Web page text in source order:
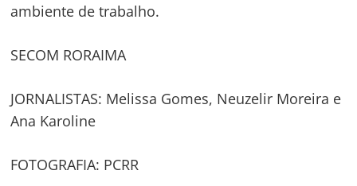
ambiente de trabalho.
SECOM RORAIMA
JORNALISTAS: Melissa Gomes, Neuzelir Moreira e
Ana Karoline
FOTOGRAFIA: PCRR